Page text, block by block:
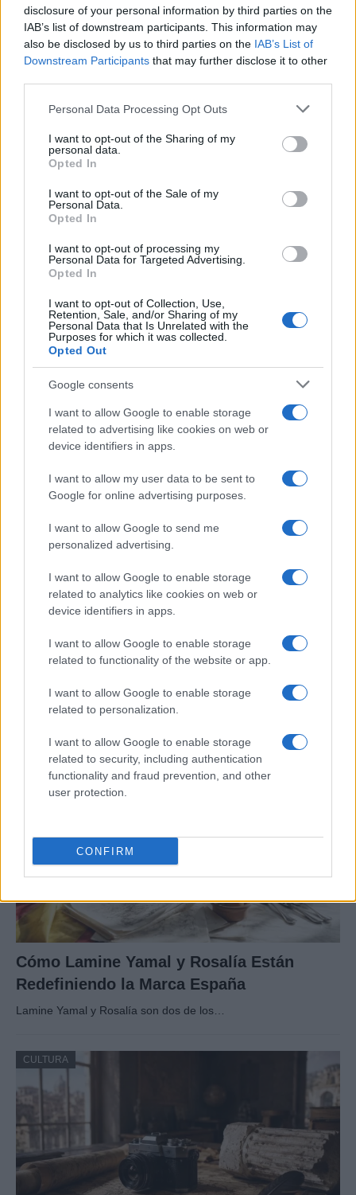
disclosure of your personal information by third parties on the
IAB’s list of downstream participants. This information may
also be disclosed by us to third parties on the IAB’s List of
Downstream Participants that may further disclose it to other
Please note that this website/app uses one or more Google
not limited to your visit or usage behaviour. You may click to
grant or deny consent to Google and its third-party tags to
use your data for below specified purposes in below Google
consent section.
Personal Data Processing Opt Outs
I want to opt-out of the Sharing of my
personal data.
Opted In
I want to opt-out of the Sale of my
Personal Data.
Opted In
I want to opt-out of processing my
Personal Data for Targeted Advertising.
Opted In
I want to opt-out of Collection, Use,
Retention, Sale, and/or Sharing of my
Personal Data that Is Unrelated with the
Purposes for which it was collected.
Opted Out
Google consents
I want to allow Google to enable storage
related to advertising like cookies on web or
device identifiers in apps.
I want to allow my user data to be sent to
Google for online advertising purposes.
I want to allow Google to send me
personalized advertising.
I want to allow Google to enable storage
related to analytics like cookies on web or
device identifiers in apps.
I want to allow Google to enable storage
related to functionality of the website or app.
I want to allow Google to enable storage
related to personalization.
I want to allow Google to enable storage
related to security, including authentication
functionality and fraud prevention, and other
user protection.
CONFIRM
Eventos culturales en Barcelona durante
el verano de 2026
CULTURA
Descubre cómo Cáceres celebra la música
en rincones secretos de su casco
histórico
La Ciudad Monumental de Cáceres se prepara para…
Cómo Baqueira Beret impulsa la identidad
cultural y deportiva de la Val d’Aran y
Valls d’Àneu
Baqueira Beret no solo es sinónimo de esquí.…
CULTURA
Cómo Lamine Yamal y Rosalía Están
Redefiniendo la Marca España
Lamine Yamal y Rosalía son dos de los…
CULTURA